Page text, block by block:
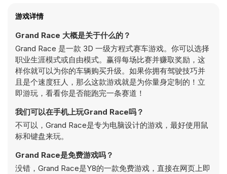
游戏详情
Grand Race 大概是关于什么的？
Grand Race 是一款 3D 一级方程式赛车游戏。你可以选择
职业生涯模式或自由模式。赢得每场比赛并赚取奖励，这
样你就可以为你的车辆购买升级。如果你拥有驾驶技巧并
且是个速度狂人，那么这款游戏就是为你量身定制的！立
即游玩，看看你是否能跑完一条赛道！
我们可以在手机上玩Grand Race吗？
不可以，Grand Race是专为电脑设计的游戏，最好使用鼠
标和键盘来玩。
Grand Race是免费游戏吗？
没错，Grand Race是Y8的一款免费游戏，直接在网页上即